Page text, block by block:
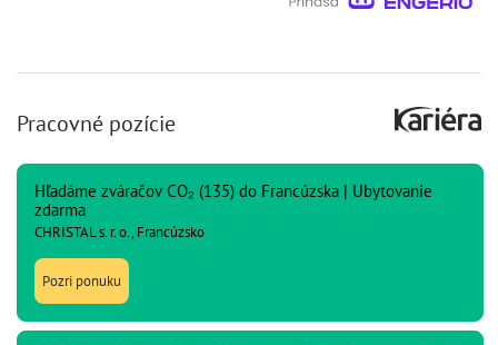
Pracovné pozície
Hľadáme zváračov CO₂ (135) do Francúzska | Ubytovanie
zdarma
CHRISTAL s. r. o., Francúzsko
Pozri ponuku